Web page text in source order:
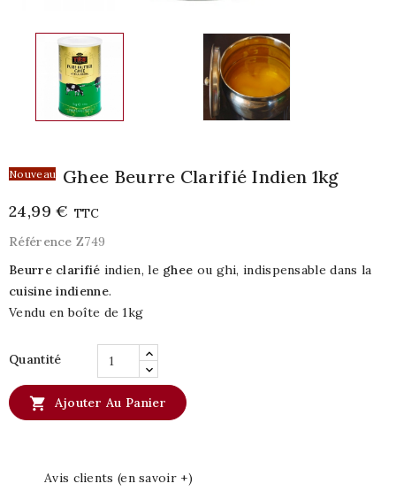
Nouveau Ghee Beurre Clarifié Indien 1kg
24,99 € TTC
Référence Z749
Beurre clarifié indien, le ghee ou ghi, indispensable dans la
cuisine indienne.
Vendu en boîte de 1kg
Quantité
 Ajouter Au Panier
Avis clients (en savoir +)